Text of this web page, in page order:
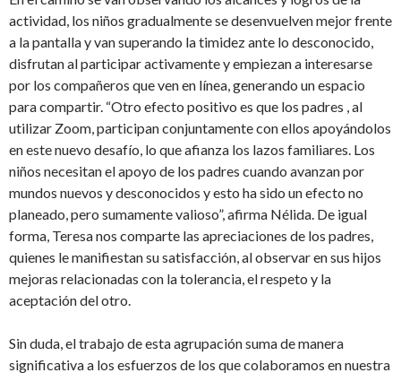
actividad, los niños gradualmente se desenvuelven mejor frente
a la pantalla y van superando la timidez ante lo desconocido,
disfrutan al participar activamente y empiezan a interesarse
por los compañeros que ven en línea, generando un espacio
para compartir. “Otro efecto positivo es que los padres , al
utilizar Zoom, participan conjuntamente con ellos apoyándolos
en este nuevo desafío, lo que afianza los lazos familiares. Los
niños necesitan el apoyo de los padres cuando avanzan por
mundos nuevos y desconocidos y esto ha sido un efecto no
planeado, pero sumamente valioso”, afirma Nélida. De igual
forma, Teresa nos comparte las apreciaciones de los padres,
quienes le manifiestan su satisfacción, al observar en sus hijos
mejoras relacionadas con la tolerancia, el respeto y la
aceptación del otro.
Sin duda, el trabajo de esta agrupación suma de manera
significativa a los esfuerzos de los que colaboramos en nuestra